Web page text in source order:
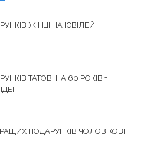
ЖІНЦІ НА ЮВІЛЕЙ
ТАТОВІ НА 60 РОКІВ +
ПОДАРУНКІВ ЧОЛОВІКОВІ